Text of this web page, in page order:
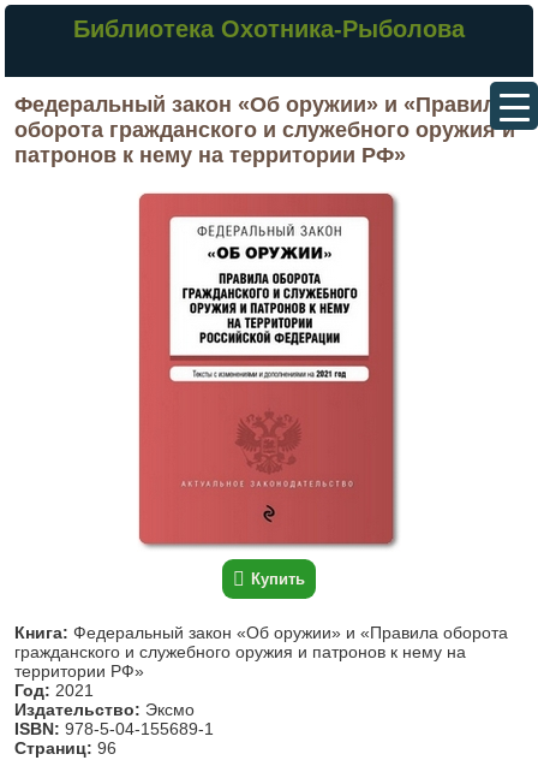
Библиотека Охотника-Рыболова
Федеральный закон «Об оружии» и «Правила
оборота гражданского и служебного оружия и
патронов к нему на территории РФ»
Купить
Книга: Федеральный закон «Об оружии» и «Правила оборота
гражданского и служебного оружия и патронов к нему на
территории РФ»
Год: 2021
Издательство: Эксмо
ISBN: 978-5-04-155689-1
Страниц: 96